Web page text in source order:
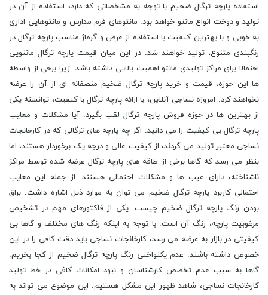
استفاده پارچه ترگال ضخیم با توجه به مشخصاتی که دارد، استفاده از آن در
تولید و دوخت انواع مانتو خواهد بود. مانتوهای فرم مدارس و مانتوهایی اداری
به خوبی و با بهترین کیفیت با استفاده از عرض و گرماژ مناسب پارچه ترگال در
رنگبندی متنوع، تولید خواهند شد. در این میان قیمت پارچه ترگال مانتویی
احنمالا برای مراکز تولیدی مانتو اهمیت بالایی داشته باشد. زیرا برخی از واسطه
ها این حوزه، قیمت و خرید پارچه ترگال ضخیم منصفانه ای از آن را عرضه
نخواهند کرد. امروزه نساجی آنلاین، با ارائه پارچه ترگال با کیفیت، توانسته یکی
از بهترین ها در حوزه فروش پارچه ترگال لقب بگیرد. آیا مشکلات و معایب
پارچه ترگال بی کیفیت را می دانید. اگر چه پارچه های ترگالی که در کارخانجات
نساجی معتبر تولید می گردند، از کیفیت عالی و درجه یک برخوردار هستند، اما
بنظر می رسد که گاها برخی از طاقه های پارچه ترگال عرضه شده توسط مراکز
ناشناخته، دارای عیب ها و مشکلات احتمالی هستند. از جمله این معایب
احتمالی کاربرد پارچه ترگال ضخیم می توان به موارد ذیل اشاره داشت. براق
بودن رنگ پارچه ترگال ضخیم چیست. یکی از فاکتورهای مهم در تشخیص
مرغوبیت پارچه، رنگ آن است. با توجه به اینکه رنگ های مختلف و گاها بی
کیفیتی در بازار به عرضه می رسد، کارخانجات نساجی باید دقت کافی را در این
خصوص داشته باشند. عدم یکنواختی رنگ پارچه ترگال ضخیم از کجا بخریم.
گاها به سبب عدم تخصص کارشناسان و نبود امکانات کافی در خط تولید
کارخانجات نساجی، شاهد ظهور این مشکل هستیم. این موضوع می تواند به